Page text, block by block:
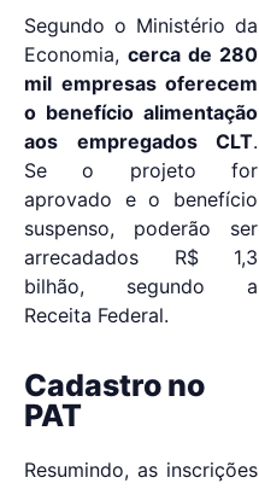
Segundo o Ministério da
Economia, cerca de 280
mil empresas oferecem
o benefício alimentação
aos empregados CLT.
Se o projeto for
aprovado e o benefício
suspenso, poderão ser
arrecadados R$ 1,3
bilhão, segundo a
Receita Federal.
Cadastro no
PAT
Resumindo, as inscrições